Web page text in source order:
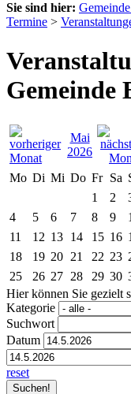
Sie sind hier:
Termine >
Gemeinde
Mai
2026
Mo Di Mi Do Fr Sa
1
2
4
5 6 7 8 9
11
12 13 14 15 16
18
19 20 21 22 23
25
26 27 28 29 30
Hier können Sie gezielt
Kategorie
Suchwort
Datum
reset